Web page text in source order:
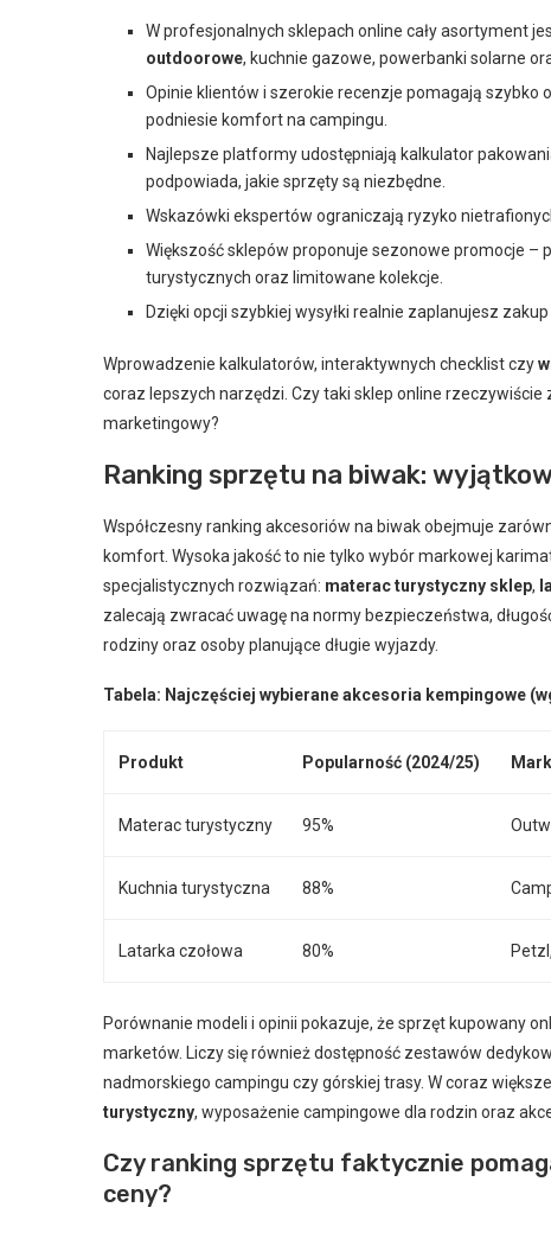
W profesjonalnych sklepach online cały asortyment
outdoorowe, kuchnie gazowe, powerbanki solarne
Opinie klientów i szerokie recenzje pomagają szybko
podniesie komfort na campingu.
Najlepsze platformy udostępniają kalkulator
podpowiada, jakie sprzęty są niezbędne.
Wskazówki ekspertów ograniczają ryzyko
Większość sklepów proponuje sezonowe promocje
turystycznych oraz limitowane kolekcje.
Dzięki opcji szybkiej wysyłki realnie zaplanujesz
Wprowadzenie kalkulatorów, interaktywnych checklist czy
coraz lepszych narzędzi. Czy taki sklep online
marketingowy?
Ranking sprzętu na biwak:
Współczesny ranking akcesoriów na biwak obejmuje
komfort. Wysoka jakość to nie tylko wybór markowej
specjalistycznych rozwiązań: materac turystyczny sklep,
zalecają zwracać uwagę na normy bezpieczeństwa,
rodziny oraz osoby planujące długie wyjazdy.
Tabela: Najczęściej wybierane akcesoria kempingowe
Produkt Popularność (2024/25)
Materac turystyczny 95%
Kuchnia turystyczna 88%
Latarka czołowa 80%
Porównanie modeli i opinii pokazuje, że sprzęt kupowany
marketów. Liczy się również dostępność zestawów
nadmorskiego campingu czy górskiej trasy. W coraz
turystyczny, wyposażenie campingowe dla rodzin oraz
Czy ranking sprzętu faktycznie
ceny?